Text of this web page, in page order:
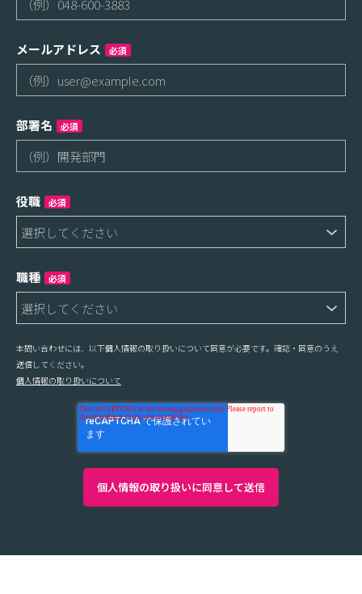
メールアドレス 必須
部署名 必須
役職 必須
職種 必須
本問い合わせには、以下個人情報の取り扱いについて同意が必要です。確認・同意のうえ
送信してください。
個人情報の取り扱いについて